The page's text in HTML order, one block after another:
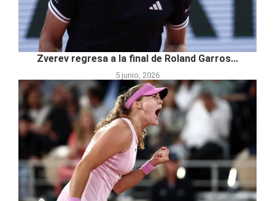
Zverev regresa a la final de Roland Garros...
5 junio, 2026